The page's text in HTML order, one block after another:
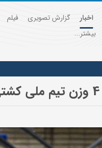
اخبار گزارش تصویری فیلم
بیشتر...